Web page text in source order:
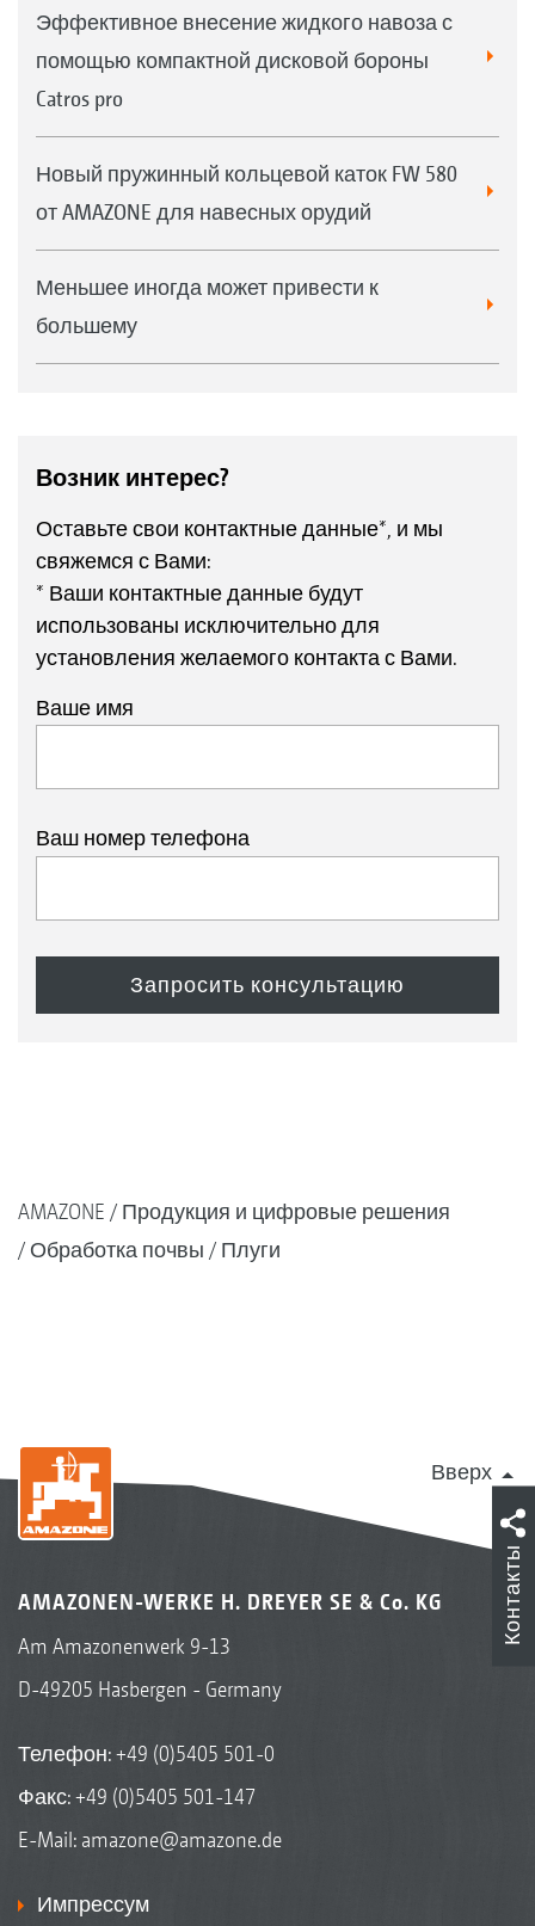
Эффективное внесение жидкого навоза с
помощью компактной дисковой бороны
Catros pro
Новый пружинный кольцевой каток FW 580
от AMAZONE для навесных орудий
Меньшее иногда может привести к
большему
Возник интерес?
Оставьте свои контактные данные*, и мы
свяжемся с Вами:
* Ваши контактные данные будут
использованы исключительно для
установления желаемого контакта с Вами.
Ваше имя
Ваш номер телефона
AMAZONE
Продукция и цифровые решения
Обработка почвы
Плуги
Вверх
AMAZONEN-WERKE H. DREYER SE & Co. KG
Am Amazonenwerk 9-13
D-49205 Hasbergen - Germany
Телефон:+49 (0)5405 501-0
Факс: +49 (0)5405 501-147
E-Mail: amazone@amazone.de
Импрессум
Контакты